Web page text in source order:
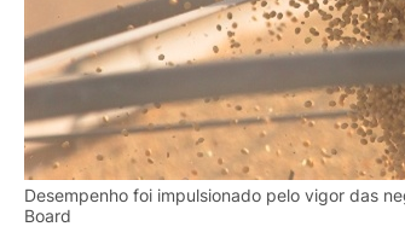
Desempenho foi impulsionado pelo vigor das
Board